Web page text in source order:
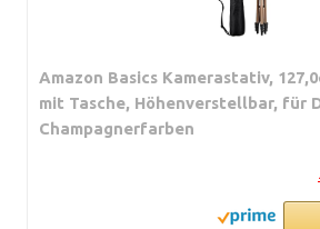
Amazon Basics Kamerastativ,
mit Tasche, Höhenverstellbar, für
Champagnerfarben